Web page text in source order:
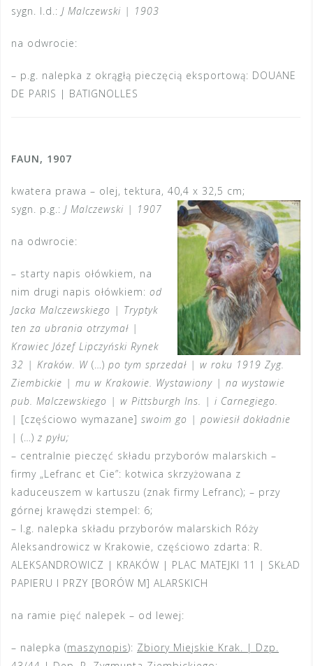
sygn. l.d.: J Malczewski | 1903
na odwrocie:
– p.g. nalepka z okrągłą pieczęcią eksportową: DOUANE
DE PARIS | BATIGNOLLES
FAUN, 1907
kwatera prawa – olej, tektura, 40,4 x 32,5 cm;
sygn. p.g.: J Malczewski | 1907
na odwrocie:
– starty napis ołówkiem, na
nim drugi napis ołówkiem: od
Jacka Malczewskiego | Tryptyk
ten za ubrania otrzymał |
Krawiec Józef Lipczyński Rynek
32 | Kraków. W (…) po tym sprzedał | w roku 1919 Zyg.
Ziembickie | mu w Krakowie. Wystawiony | na wystawie
pub. Malczewskiego | w Pittsburgh Ins. | i Carnegiego.
| [częściowo wymazane] swoim go | powiesił dokładnie
| (…) z pyłu;
– centralnie pieczęć składu przyborów malarskich –
firmy „Lefranc et Cie”: kotwica skrzyżowana z
kaduceuszem w kartuszu (znak firmy Lefranc); – przy
górnej krawędzi stempel: 6;
– l.g. nalepka składu przyborów malarskich Róży
Aleksandrowicz w Krakowie, częściowo zdarta: R.
ALEKSANDROWICZ | KRAKÓW | PLAC MATEJKI 11 | SKŁAD
PAPIERU I PRZY [BORÓW M] ALARSKICH
na ramie pięć nalepek – od lewej:
– nalepka (maszynopis): Zbiory Miejskie Krak. | Dzp.